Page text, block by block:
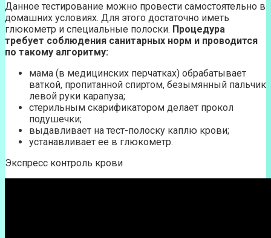
Данное тестирование можно провести самостоятельно в
домашних условиях. Для этого достаточно иметь
глюкометр и специальные полоски. Процедура
требует соблюдения санитарных норм и проводится
по такому алгоритму:
мама (в медицинских перчатках) обрабатывает
ваткой, пропитанной спиртом, безымянный пальчик
левой руки карапуза;
стерильным скарификатором делает прокол
подушечки;
выдавливает на тест-полоску каплю крови;
устанавливает ее в глюкометр.
Экспресс контроль крови